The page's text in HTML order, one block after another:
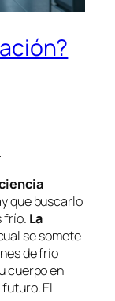
que buscarlo
frío. La
se somete
de frío
cuerpo en
El